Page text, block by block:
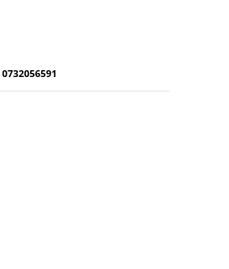
0732056591